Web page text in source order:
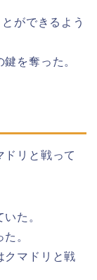
ができるよう
を奪った。
ドリと戦って
た。
。
クマドリと戦